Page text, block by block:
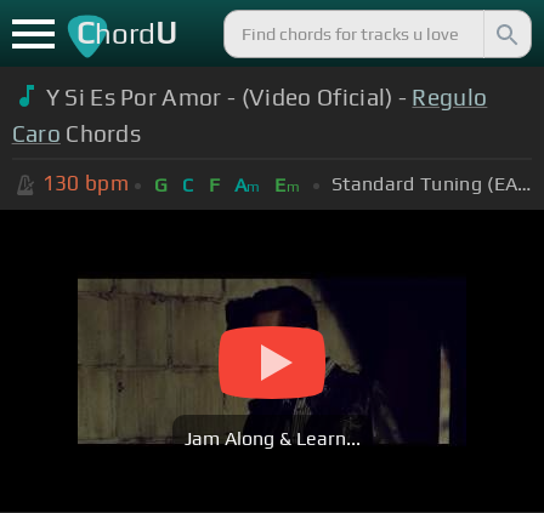
ChordU
Y Si Es Por Amor - (Video Oficial) - Regulo
Caro Chords
130 bpm G C F Am Em Standard Tuning (EADGBE)
Jam Along & Learn...